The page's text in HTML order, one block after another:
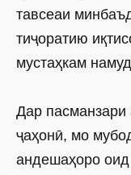
тавсеаи
тиҷоратию
мустаҳкам
Дар пасманзари
ҷаҳонӣ, мо
андешаҳоро